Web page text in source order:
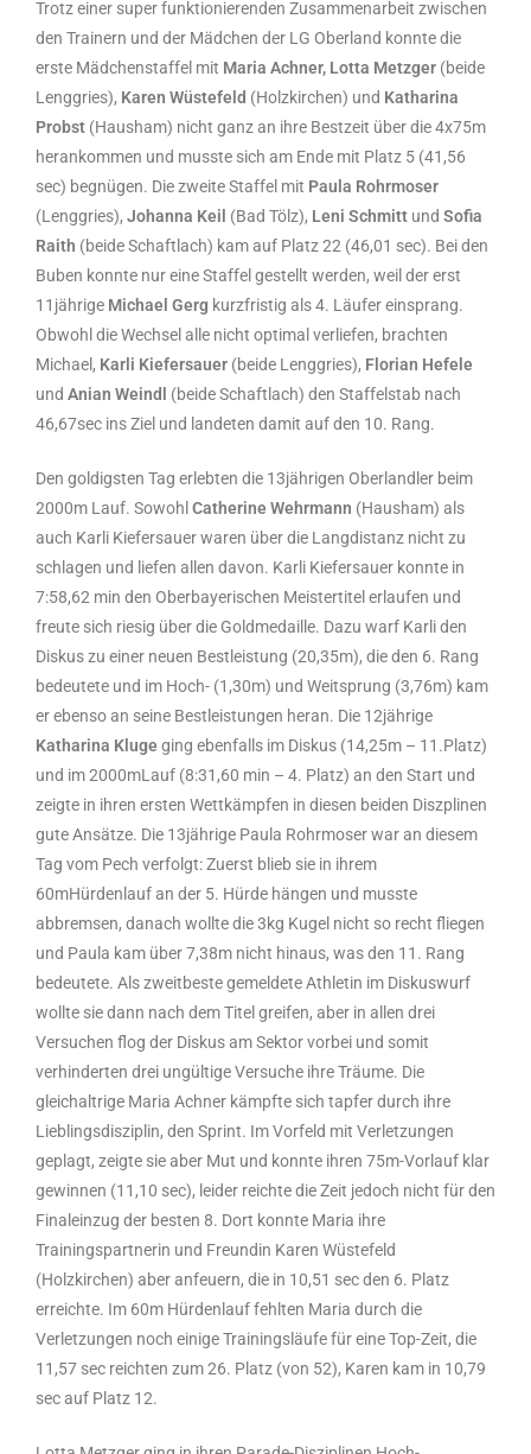
Trotz einer super funktionierenden Zusammenarbeit zwischen
den Trainern und der Mädchen der LG Oberland konnte die
erste Mädchenstaffel mit Maria Achner, Lotta Metzger (beide
Lenggries), Karen Wüstefeld (Holzkirchen) und Katharina
Probst (Hausham) nicht ganz an ihre Bestzeit über die 4x75m
herankommen und musste sich am Ende mit Platz 5 (41,56
sec) begnügen. Die zweite Staffel mit Paula Rohrmoser
(Lenggries), Johanna Keil (Bad Tölz), Leni Schmitt und Sofia
Raith (beide Schaftlach) kam auf Platz 22 (46,01 sec). Bei den
Buben konnte nur eine Staffel gestellt werden, weil der erst
11jährige Michael Gerg kurzfristig als 4. Läufer einsprang.
Obwohl die Wechsel alle nicht optimal verliefen, brachten
Michael, Karli Kiefersauer (beide Lenggries), Florian Hefele
und Anian Weindl
(beide Schaftlach) den Staffelstab nach
46,67sec ins Ziel und landeten damit auf den 10. Rang.
Den goldigsten Tag erlebten die 13jährigen Oberlandler beim
2000m Lauf. Sowohl Catherine Wehrmann (Hausham) als
auch Karli Kiefersauer waren über die Langdistanz nicht zu
schlagen und liefen allen davon. Karli Kiefersauer konnte in
7:58,62 min den Oberbayerischen Meistertitel erlaufen und
freute sich riesig über die Goldmedaille. Dazu warf Karli den
Diskus zu einer neuen Bestleistung (20,35m), die den 6. Rang
bedeutete und im Hoch- (1,30m) und Weitsprung (3,76m) kam
er ebenso an seine Bestleistungen heran. Die 12jährige
Katharina Kluge ging ebenfalls im Diskus (14,25m – 11.Platz)
und im 2000mLauf (8:31,60 min – 4. Platz) an den Start und
zeigte in ihren ersten Wettkämpfen in diesen beiden Diszplinen
gute Ansätze. Die 13jährige Paula Rohrmoser war an diesem
Tag vom Pech verfolgt: Zuerst blieb sie in ihrem
60mHürdenlauf an der 5. Hürde hängen und musste
abbremsen, danach wollte die 3kg Kugel nicht so recht fliegen
und Paula kam über 7,38m nicht hinaus, was den 11. Rang
bedeutete. Als zweitbeste gemeldete Athletin im Diskuswurf
wollte sie dann nach dem Titel greifen, aber in allen drei
Versuchen flog der Diskus am Sektor vorbei und somit
verhinderten drei ungültige Versuche ihre Träume. Die
gleichaltrige Maria Achner kämpfte sich tapfer durch ihre
Lieblingsdisziplin, den Sprint. Im Vorfeld mit Verletzungen
geplagt, zeigte sie aber Mut und konnte ihren 75m-Vorlauf klar
gewinnen (11,10 sec), leider reichte die Zeit jedoch nicht für den
Finaleinzug der besten 8. Dort konnte Maria ihre
Trainingspartnerin und Freundin Karen Wüstefeld
(Holzkirchen) aber anfeuern, die in 10,51 sec den 6. Platz
erreichte. Im 60m Hürdenlauf fehlten Maria durch die
Verletzungen noch einige Trainingsläufe für eine Top-Zeit, die
11,57 sec reichten zum 26. Platz (von 52), Karen kam in 10,79
sec auf Platz 12.